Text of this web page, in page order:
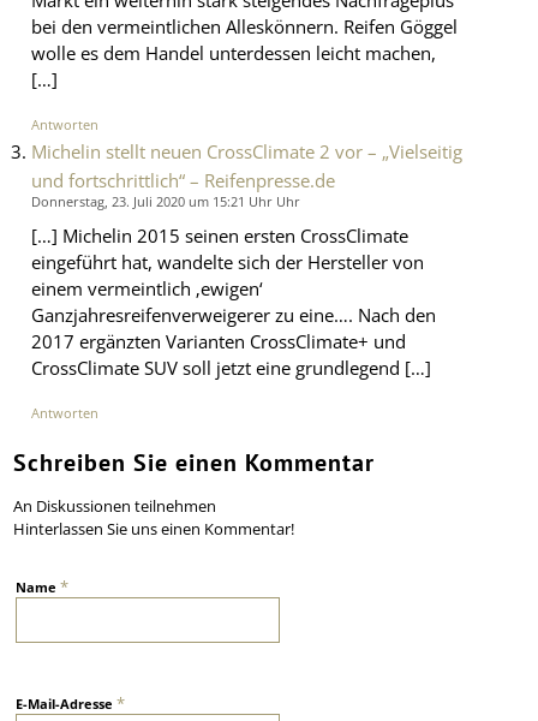
bei den vermeintlichen Alleskönnern. Reifen Göggel
wolle es dem Handel unterdessen leicht machen,
[…]
Antworten
Michelin stellt neuen CrossClimate 2 vor – „Vielseitig
und fortschrittlich“ – Reifenpresse.de
Donnerstag, 23. Juli 2020 um 15:21 Uhr Uhr
[…] Michelin 2015 seinen ersten CrossClimate
eingeführt hat, wandelte sich der Hersteller von
einem vermeintlich ‚ewigen‘
Ganzjahresreifenverweigerer zu eine…. Nach den
2017 ergänzten Varianten CrossClimate+ und
CrossClimate SUV soll jetzt eine grundlegend […]
Antworten
Schreiben Sie einen Kommentar
An Diskussionen teilnehmen
Hinterlassen Sie uns einen Kommentar!
Name*
E-Mail-Adresse*